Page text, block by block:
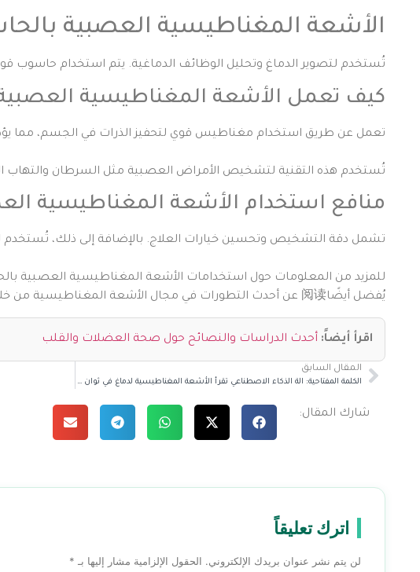
الأشعة المغناطيسية العصبية
تُستخدم لتصوير الدماغ وتحليل الوظائف الدماغية. يتم استخدام حاسوب
كيف تعمل الأشعة المغناطيسية
تعمل عن طريق استخدام مغناطيس قوي لتحفيز الذرات في الجسم، مما
تُستخدم هذه التقنية لتشخيص الأمراض العصبية مثل السرطان والتهاب
منافع استخدام الأشعة المغناطيسية
تشمل دقة التشخيص وتحسين خيارات العلاج. بالإضافة إلى ذلك، تُستخدم
للمزيد من المعلومات حول استخدامات الأشعة المغناطيسية العصبية
يُفضل أيضًا阅读 عن أحدث التطورات في مجال الأشعة المغناطيسية من خلال زيارة
اقرأ أيضاً: أحدث الدراسات والنصائح حول صحة العضلات والقلب
المقال السابق
الكلمة المفتاحية: الة الذكاء الاصطناعي تقرأ الأشعة المغناطيسية لدماغ في ثوان و تحدد الحالات الطارئة
شارك المقال:
اترك تعليقاً
لن يتم نشر عنوان بريدك الإلكتروني. الحقول الإلزامية مشار إليها بـ *